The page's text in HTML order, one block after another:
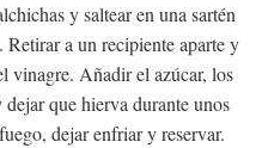
y saltear en una sartén
Retirar a un recipiente aparte y
vinagre. Añadir el azúcar, los
que hierva durante unos
dejar enfriar y reservar.